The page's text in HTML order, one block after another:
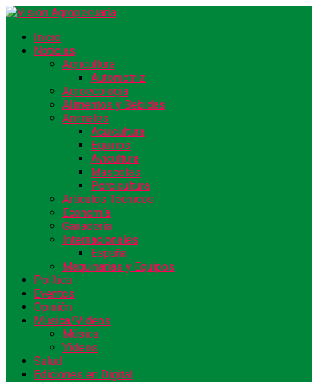
Inicio
Noticias
Agricultura
Automotriz
Agroecología
Alimentos y Bebidas
Animales
Acuicultura
Equinos
Avicultura
Mascotas
Porcicultura
Artículos Técnicos
Economía
Ganadería
Internacionales
España
Maquinarias y Equipos
Política
Eventos
Opinión
Música/Videos
Música
Videos
Salud
Ediciones en Digital